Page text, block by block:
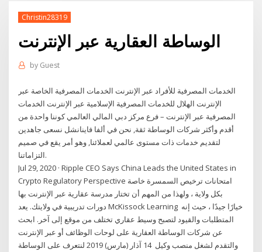
Christin28319
الوساطة العقارية عبر الإنترنت
by Guest
الخدمات المصرفية للأفراد عبر الإنترنت الخدمات المصرفية الخاصة عبر
الإنترنت الهلال للخدمات المصرفية الإسلامية عبر الإنترنت الخدمات
المصرفية عبر الإنترنت – فرع مركز دبي المالي العالمي كوننا واحدة من
أقدم وأكثر شركات الوساطة ثقة, نحن في ألفا فاينانشل نسعى جاهدين
لتقديم خدمات ذات مستوى عالمي لعملائنا, وهو أمر يقع في صميم
التزاماتنا.
Jul 29, 2020 · Ripple CEO Says China Leads the United States in
Crypto Regulatory Perspective امتحانات ترخيص السمسرة خاصة
بكل ولاية ، ولهذا من المهم أن تختار مدرسة عقارية عبر الإنترنت بها
دورات تدريبية في ولايتك. يعد McKissock Learning خيارًا جيدًا ، حيث إنه
المتطلبات والقيود لتصبح وسيط عقاري تختلف من موقع إلى آخر. ابحث
عن شركات الوساطة العقارية على لوحات الوظائف أو عبر الإنترنت
والتقدم لشغل منصب وكيل 14 آذار (مارس) 2019 لنتعرف على الوساطة